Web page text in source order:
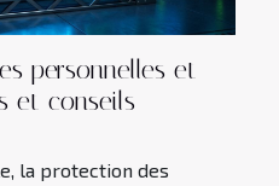
personnelles et
et conseils
la protection des